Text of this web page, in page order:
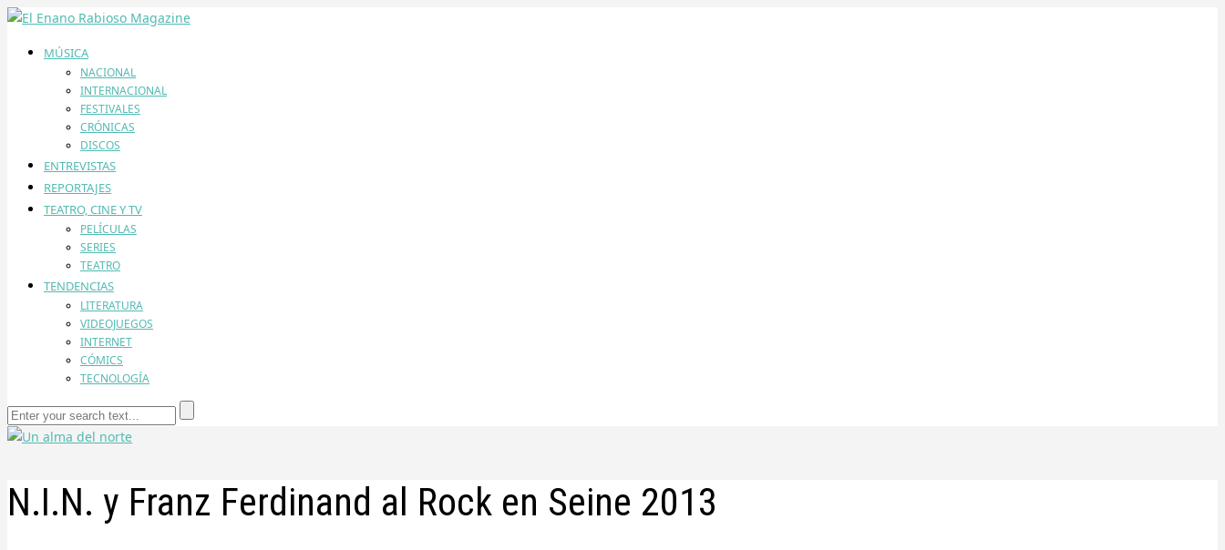
MÚSICA
NACIONAL
INTERNACIONAL
FESTIVALES
CRÓNICAS
DISCOS
ENTREVISTAS
REPORTAJES
TEATRO, CINE Y TV
PELÍCULAS
SERIES
TEATRO
TENDENCIAS
LITERATURA
VIDEOJUEGOS
INTERNET
CÓMICS
TECNOLOGÍA
N.I.N. y Franz Ferdinand al Rock en Seine 2013